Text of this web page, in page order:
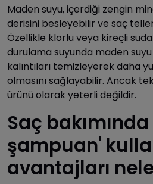
Maden suyu, içerdiği zengin
derisini besleyebilir ve saç
Özellikle klorlu veya kireçli
durulama suyunda maden
kalıntıları temizleyerek daha
olmasını sağlayabilir. Ancak
ürünü olarak yeterli değildir.
Saç
şampuan'
avantajları